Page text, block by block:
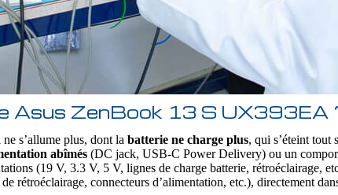
Asus ZenBook 13 S UX393EA
s’allume plus, dont la batterie ne charge plus, qui s’éteint tout
abîmés (DC jack, USB‑C Power Delivery) ou un
(19 V, 3.3 V, 5 V, lignes de charge batterie, rétroéclairage,
rétroéclairage, connecteurs d’alimentation, etc.), directement